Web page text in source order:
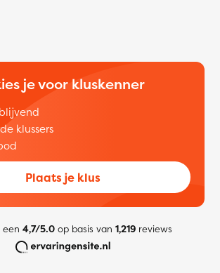
je voor kluskenner
klussers
Plaats je klus
een 4,7/5.0op basis van 1,219reviews